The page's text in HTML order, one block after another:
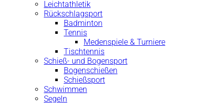
Leichtathletik
Rückschlagsport
Badminton
Tennis
Medenspiele & Turniere
Tischtennis
Schieß- und Bogensport
Bogenschießen
Schießsport
Schwimmen
Segeln